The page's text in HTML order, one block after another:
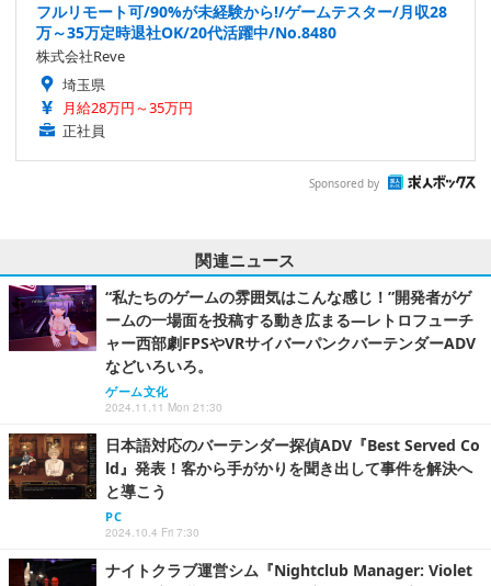
フルリモート可/90%が未経験から!/ゲームテスター/月収28
万～35万定時退社OK/20代活躍中/No.8480
株式会社Reve
埼玉県
月給28万円～35万円
正社員
Sponsored by
関連ニュース
“私たちのゲームの雰囲気はこんな感じ！”開発者がゲ
ームの一場面を投稿する動き広まる―レトロフューチ
ャー西部劇FPSやVRサイバーパンクバーテンダーADV
などいろいろ。
ゲーム文化
2024.11.11 Mon 21:30
日本語対応のバーテンダー探偵ADV『Best Served Co
ld』発表！客から手がかりを聞き出して事件を解決へ
と導こう
PC
2024.10.4 Fri 7:30
ナイトクラブ運営シム『Nightclub Manager: Violet